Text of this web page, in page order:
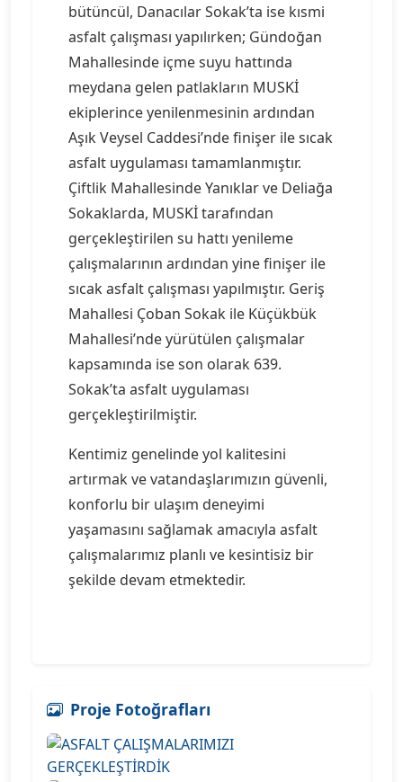
bütüncül, Danacılar Sokak’ta ise kısmi
asfalt çalışması yapılırken; Gündoğan
Mahallesinde içme suyu hattında
meydana gelen patlakların MUSKİ
ekiplerince yenilenmesinin ardından
Aşık Veysel Caddesi’nde finişer ile sıcak
asfalt uygulaması tamamlanmıştır.
Çiftlik Mahallesinde Yanıklar ve Deliağa
Sokaklarda, MUSKİ tarafından
gerçekleştirilen su hattı yenileme
çalışmalarının ardından yine finişer ile
sıcak asfalt çalışması yapılmıştır. Geriş
Mahallesi Çoban Sokak ile Küçükbük
Mahallesi’nde yürütülen çalışmalar
kapsamında ise son olarak 639.
Sokak’ta asfalt uygulaması
gerçekleştirilmiştir.
Kentimiz genelinde yol kalitesini
artırmak ve vatandaşlarımızın güvenli,
konforlu bir ulaşım deneyimi
yaşamasını sağlamak amacıyla asfalt
çalışmalarımız planlı ve kesintisiz bir
şekilde devam etmektedir.
Proje Fotoğrafları